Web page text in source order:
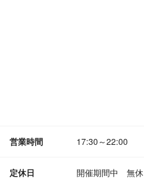
営業時間 17:30～22:00
定休日 開催期間中 無休